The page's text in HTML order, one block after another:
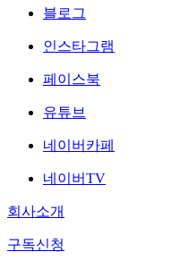
블로그
인스타그램
페이스북
유튜브
네이버카페
네이버TV
회사소개
구독신청